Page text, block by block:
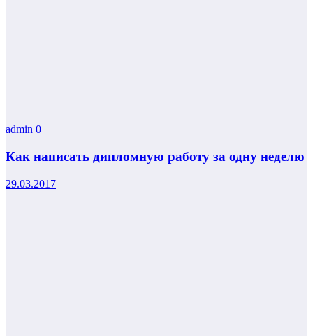
admin 0
Как написать дипломную работу за одну неделю
29.03.2017